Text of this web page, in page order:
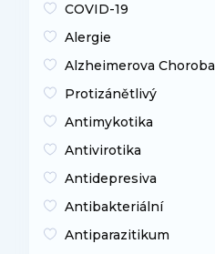
COVID-19
Alergie
Alzheimerova Choroba
Protizánětlivý
Antimykotika
Antivirotika
Antidepresiva
Antibakteriální
Antiparazitikum